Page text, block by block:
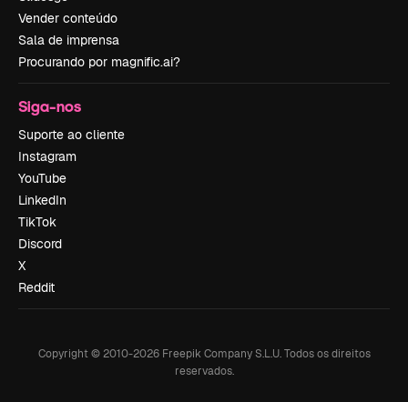
Vender conteúdo
Sala de imprensa
Procurando por magnific.ai?
Siga-nos
Suporte ao cliente
Instagram
YouTube
LinkedIn
TikTok
Discord
X
Reddit
Copyright © 2010-2026Freepik Company S.L.U. Todos os direitos
reservados.